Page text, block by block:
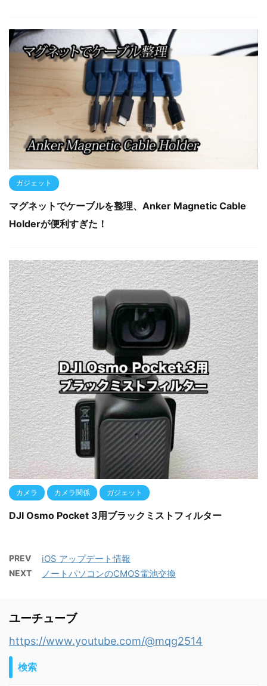
ガジェット
マグネットでケーブルを整理、Anker Magnetic Cable
Holderが便利すぎた！
カメラ カメラ関係 ガジェット
DJI Osmo Pocket 3用ブラックミストフィルター
PREV iOS アップデート情報
NEXT ノートパソコンのCMOS電池交換
ユーチューブ
https://www.youtube.com/@mqg2514
検索